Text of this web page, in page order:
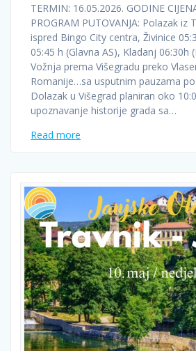
TERMIN: 16.05.2026. GODINE
PROGRAM PUTOVANJA: Polazak iz
ispred Bingo City centra, Živinice
05:45 h (Glavna AS), Kladanj 06:30h
Vožnja prema Višegradu preko
Romanije…sa usputnim pauzama
Dolazak u Višegrad planiran oko
upoznavanje historije grada sa…
Read more